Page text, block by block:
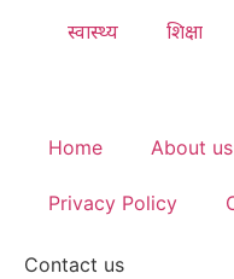
स्वास्थ्य शिक्षा
Home About us
Privacy Policy
Contact us